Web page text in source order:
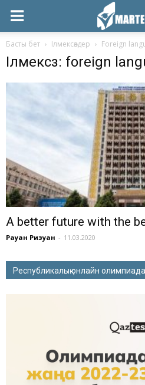
Басты бет Ілмексөздер Foreign
Ілмексөз: foreign
A better future with the
Рауан Ризуан - 11.03.2020
Республикалық онлайн